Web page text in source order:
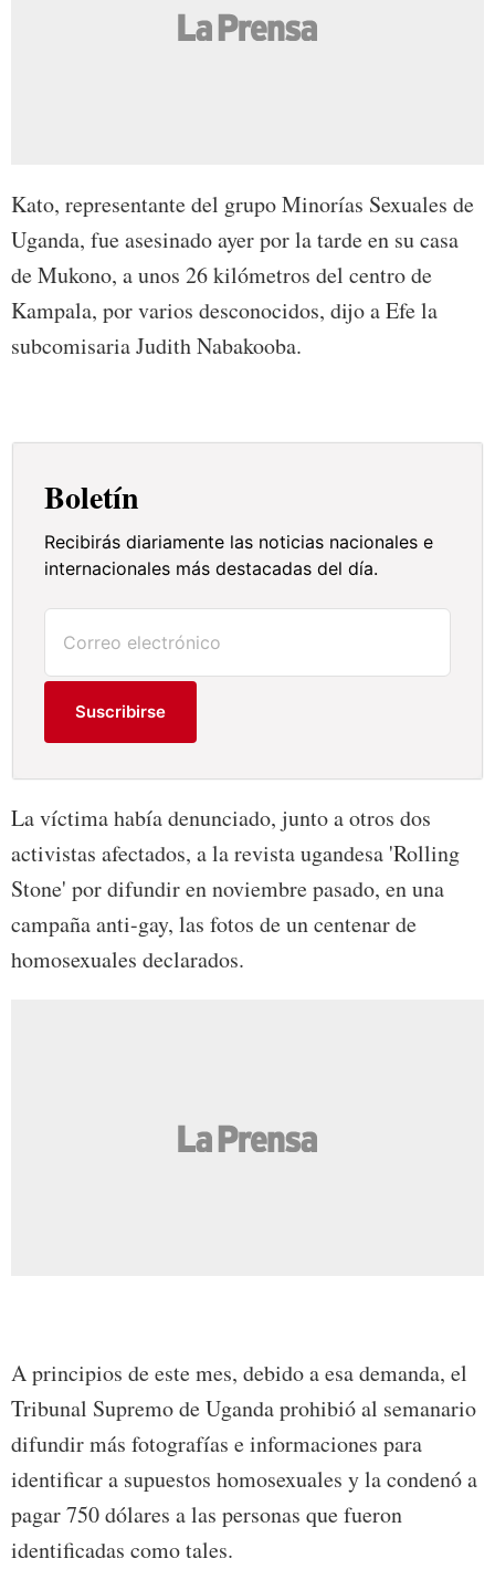
Kato, representante del grupo Minorías Sexuales de
Uganda, fue asesinado ayer por la tarde en su casa
de Mukono, a unos 26 kilómetros del centro de
Kampala, por varios desconocidos, dijo a Efe la
subcomisaria Judith Nabakooba.
Boletín
Recibirás diariamente las noticias nacionales e
internacionales más destacadas del día.
Suscribirse
La víctima había denunciado, junto a otros dos
activistas afectados, a la revista ugandesa 'Rolling
Stone' por difundir en noviembre pasado, en una
campaña anti-gay, las fotos de un centenar de
homosexuales declarados.
A principios de este mes, debido a esa demanda, el
Tribunal Supremo de Uganda prohibió al semanario
difundir más fotografías e informaciones para
identificar a supuestos homosexuales y la condenó a
pagar 750 dólares a las personas que fueron
identificadas como tales.